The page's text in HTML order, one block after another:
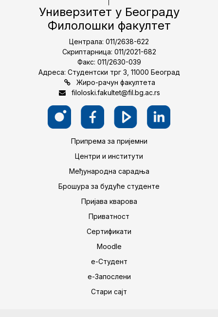
Универзитет у Београду
Филолошки факултет
Централа: 011/2638-622
Скриптарница: 011/2021-682
Факс: 011/2630-039
Адреса: Студентски трг 3, 11000 Београд
Жиро-рачун факултета
filoloski.fakultet@fil.bg.ac.rs
Припрема за пријемни
Центри и институти
Међународна сарадња
Брошура за будуће студенте
Пријава кварова
Приватност
Сертификати
Moodle
е-Студент
е-Запослени
Стари сајт